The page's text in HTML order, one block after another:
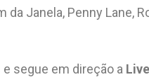
Janela, Penny Lane,
segue em direção a